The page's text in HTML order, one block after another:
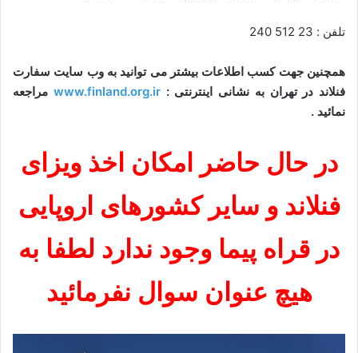
تلفن : 23 512 240
همچنین جهت کسب اطلاعات بیشتر می توانید به وب سایت سفارت
فنلاند در تهران به نشانی اینترنتی :www.finland.org.ir مراجعه
نمائید .
در حال حاضر امکان اخذ ویزای
فنلاند و سایر کشورهای اروپایی
در قراه پیما وجود ندارد لطفا به
هیچ عنوان سوال نفرمائید